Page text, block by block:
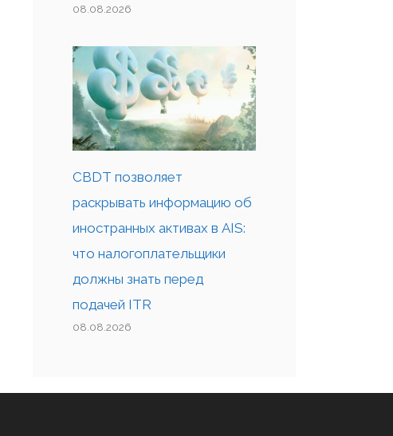
08.08.2026
CBDT позволяет
раскрывать информацию об
иностранных активах в AIS:
что налогоплательщики
должны знать перед
подачей ITR
08.08.2026